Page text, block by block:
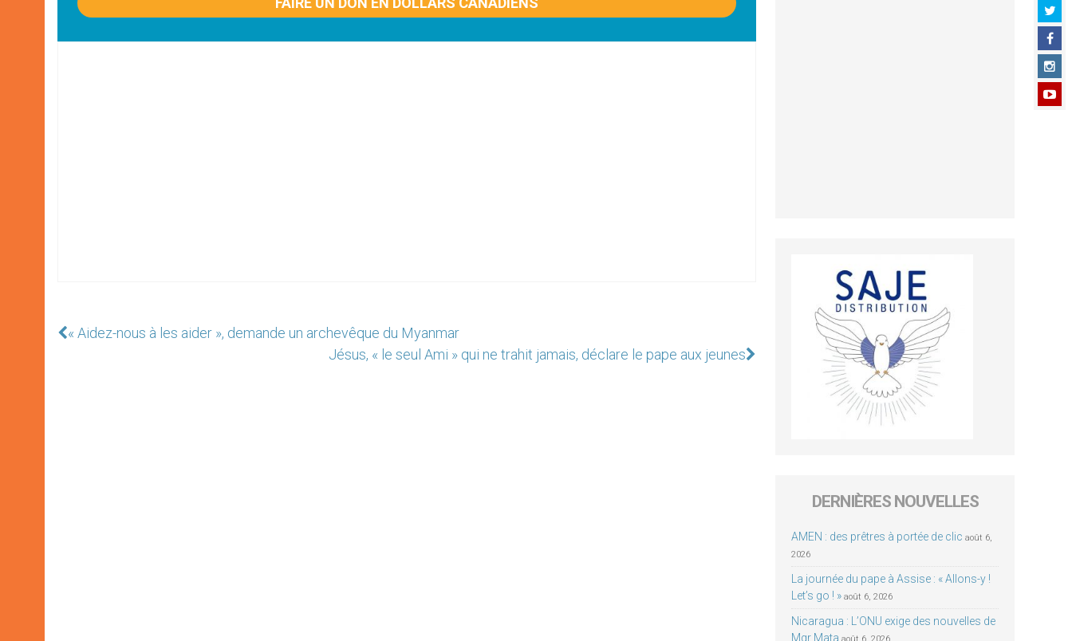
« Aidez-nous à les aider », demande un archevêque du Myanmar
Jésus, « le seul Ami » qui ne trahit jamais, déclare le pape aux jeunes
DERNIÈRES NOUVELLES
AMEN : des prêtres à portée de clic août 6,
2026
La journée du pape à Assise : « Allons-y !
Let’s go ! » août 6, 2026
Nicaragua : L’ONU exige des nouvelles de
Mgr Mata